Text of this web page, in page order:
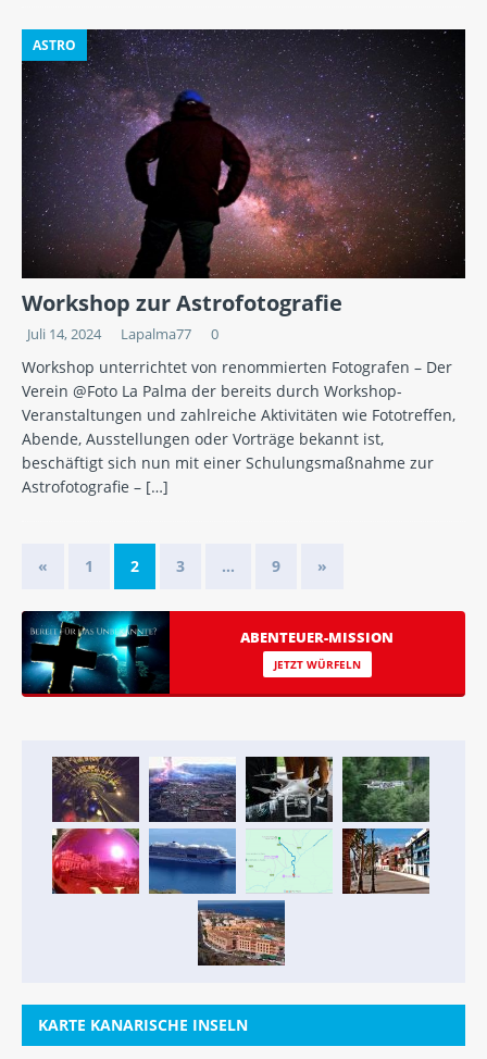
ASTRO
Workshop zur Astrofotografie
Juli 14, 2024 Lapalma77 0
Workshop unterrichtet von renommierten Fotografen – Der
Verein @Foto La Palma der bereits durch Workshop-
Veranstaltungen und zahlreiche Aktivitäten wie Fototreffen,
Abende, Ausstellungen oder Vorträge bekannt ist,
beschäftigt sich nun mit einer Schulungsmaßnahme zur
Astrofotografie – […]
« 1 2 3 … 9 »
ABENTEUER-MISSION
JETZT WÜRFELN
KARTE KANARISCHE INSELN